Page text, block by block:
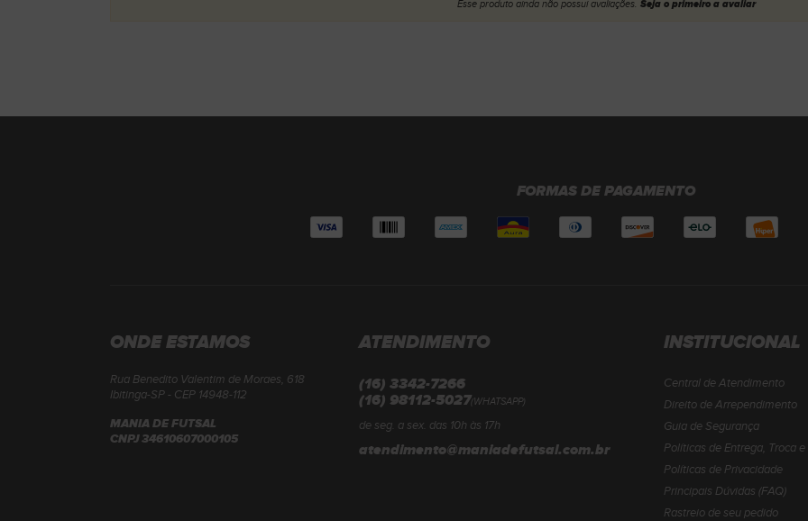
Esse produto ainda não possui avaliações. Seja o primeiro a avaliar
FORMAS DE PAGAMENTO
ONDE ESTAMOS
Rua Benedito Valentim de Moraes, 618
Ibitinga-SP - CEP 14948-112
MANIA DE FUTSAL
CNPJ 34610607000105
ATENDIMENTO
(16) 3342-7266
(16) 98112-5027(WHATSAPP)
de seg. a sex. das 10h às 17h
atendimento@maniadefutsal.com.br
INSTITUCIONAL
Central de Atendimento
Direito de Arrependimento
Guia de Segurança
Políticas de Entrega, Troca
Políticas de Privacidade
Principais Dúvidas (FAQ)
Rastreio de seu pedido